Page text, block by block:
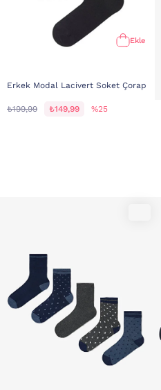
Ekle
Erkek Modal Lacivert Soket Çorap
₺199,99 ₺149,99 %25